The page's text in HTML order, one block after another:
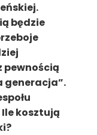
będzie
pewnością
generacja”.
Ile kosztują